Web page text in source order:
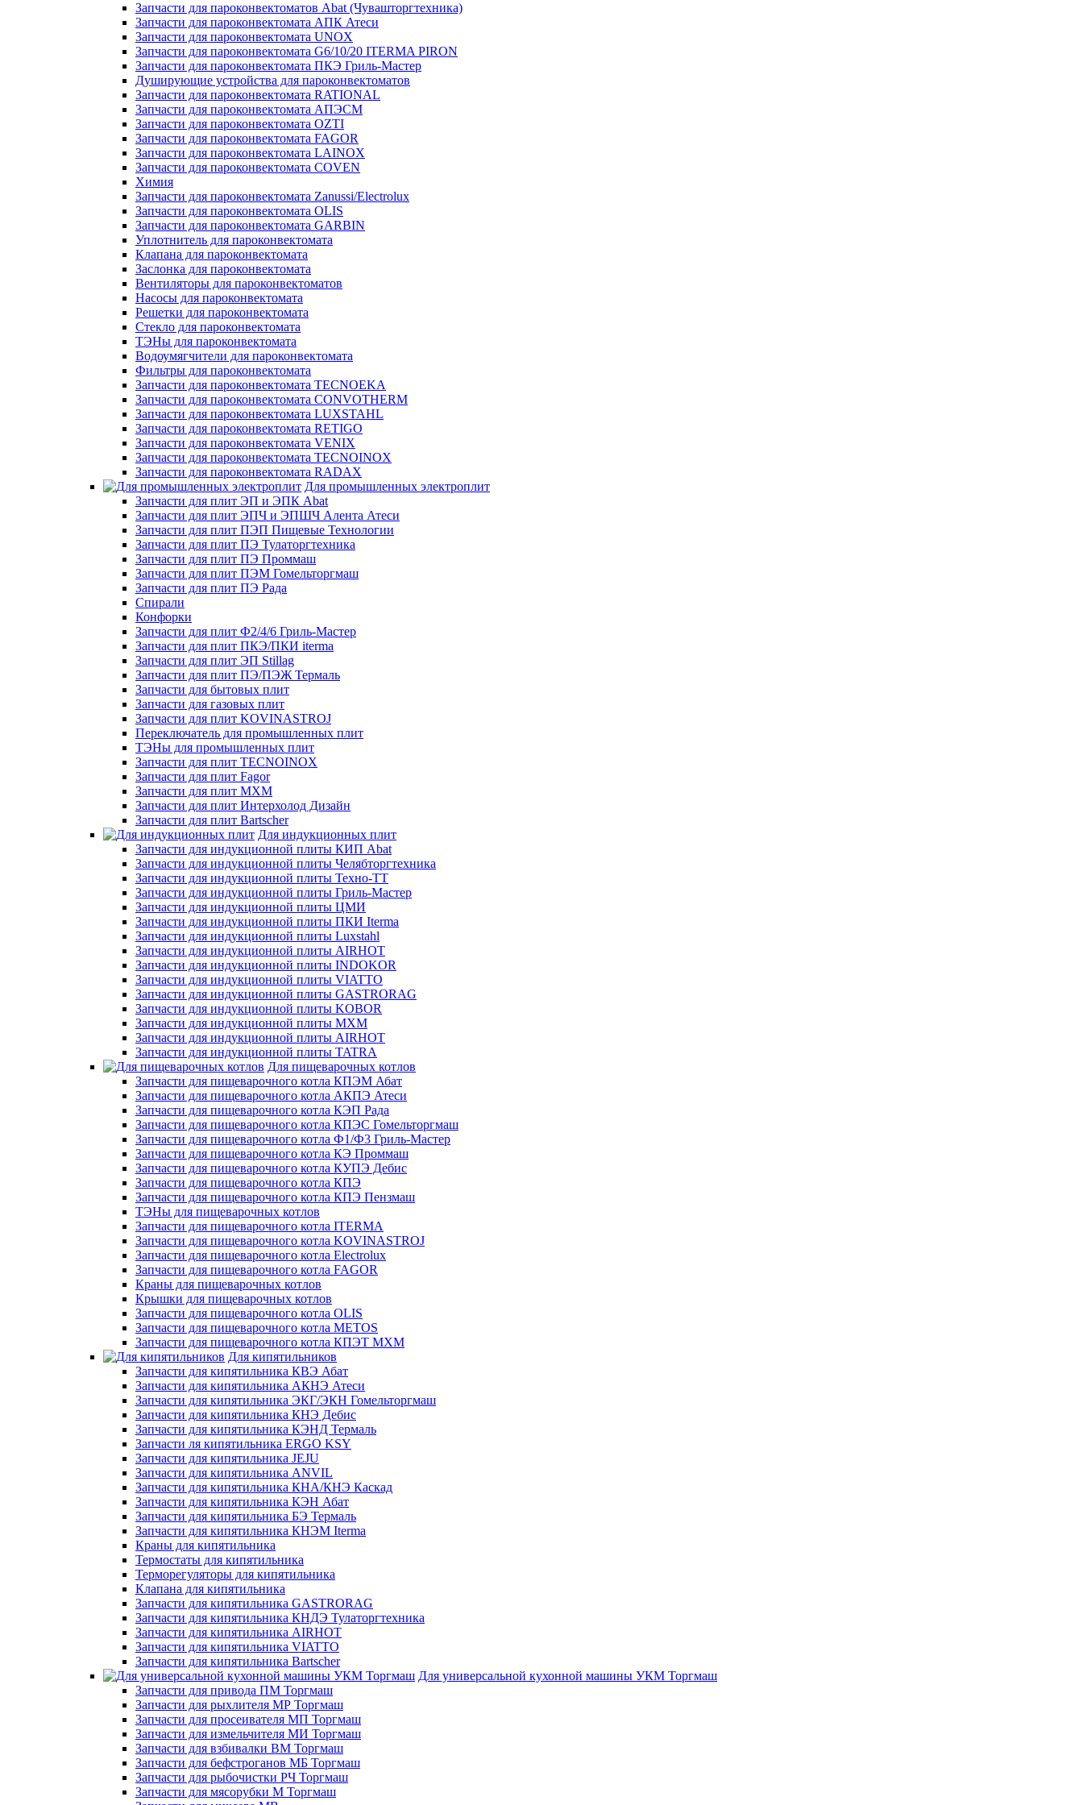
Запчасти для пароконвектоматов Abat (Чувашторгтехника)
Запчасти для пароконвектомата АПК Атеси
Запчасти для пароконвектомата UNOX
Запчасти для пароконвектомата G6/10/20 ITERMA PIRON
Запчасти для пароконвектомата ПКЭ Гриль-Мастер
Душирующие устройства для пароконвектоматов
Запчасти для пароконвектомата RATIONAL
Запчасти для пароконвектомата АПЭСМ
Запчасти для пароконвектомата OZTI
Запчасти для пароконвектомата FAGOR
Запчасти для пароконвектомата LAINOX
Запчасти для пароконвектомата COVEN
Химия
Запчасти для пароконвектомата Zanussi/Electrolux
Запчасти для пароконвектомата OLIS
Запчасти для пароконвектомата GARBIN
Уплотнитель для пароконвектомата
Клапана для пароконвектомата
Заслонка для пароконвектомата
Вентиляторы для пароконвектоматов
Насосы для пароконвектомата
Решетки для пароконвектомата
Стекло для пароконвектомата
ТЭНы для пароконвектомата
Водоумягчители для пароконвектомата
Фильтры для пароконвектомата
Запчасти для пароконвектомата TECNOEKA
Запчасти для пароконвектомата CONVOTHERM
Запчасти для пароконвектомата LUXSTAHL
Запчасти для пароконвектомата RETIGO
Запчасти для пароконвектомата VENIX
Запчасти для пароконвектомата TECNOINOX
Запчасти для пароконвектомата RADAX
Для промышленных электроплит
Запчасти для плит ЭП и ЭПК Abat
Запчасти для плит ЭПЧ и ЭПШЧ Алента Атеси
Запчасти для плит ПЭП Пищевые Технологии
Запчасти для плит ПЭ Тулаторгтехника
Запчасти для плит ПЭ Проммаш
Запчасти для плит ПЭМ Гомельторгмаш
Запчасти для плит ПЭ Рада
Спирали
Конфорки
Запчасти для плит Ф2/4/6 Гриль-Мастер
Запчасти для плит ПКЭ/ПКИ iterma
Запчасти для плит ЭП Stillag
Запчасти для плит ПЭ/ПЭЖ Термаль
Запчасти для бытовых плит
Запчасти для газовых плит
Запчасти для плит KOVINASTROJ
Переключатель для промышленных плит
ТЭНы для промышленных плит
Запчасти для плит TECNOINOX
Запчасти для плит Fagor
Запчасти для плит МХМ
Запчасти для плит Интерхолод Дизайн
Запчасти для плит Bartscher
Для индукционных плит
Запчасти для индукционной плиты КИП Abat
Запчасти для индукционной плиты Челябторгтехника
Запчасти для индукционной плиты Техно-ТТ
Запчасти для индукционной плиты Гриль-Мастер
Запчасти для индукционной плиты ЦМИ
Запчасти для индукционной плиты ПКИ Iterma
Запчасти для индукционной плиты Luxstahl
Запчасти для индукционной плиты AIRHOT
Запчасти для индукционной плиты INDOKOR
Запчасти для индукционной плиты VIATTO
Запчасти для индукционной плиты GASTRORAG
Запчасти для индукционной плиты KOBOR
Запчасти для индукционной плиты МХМ
Запчасти для индукционной плиты AIRHOT
Запчасти для индукционной плиты TATRA
Для пищеварочных котлов
Запчасти для пищеварочного котла КПЭМ Абат
Запчасти для пищеварочного котла АКПЭ Атеси
Запчасти для пищеварочного котла КЭП Рада
Запчасти для пищеварочного котла КПЭС Гомельторгмаш
Запчасти для пищеварочного котла Ф1/Ф3 Гриль-Мастер
Запчасти для пищеварочного котла КЭ Проммаш
Запчасти для пищеварочного котла КУПЭ Дебис
Запчасти для пищеварочного котла КПЭ
Запчасти для пищеварочного котла КПЭ Пензмаш
ТЭНы для пищеварочных котлов
Запчасти для пищеварочного котла ITERMA
Запчасти для пищеварочного котла KOVINASTROJ
Запчасти для пищеварочного котла Electrolux
Запчасти для пищеварочного котла FAGOR
Краны для пищеварочных котлов
Крышки для пищеварочных котлов
Запчасти для пищеварочного котла OLIS
Запчасти для пищеварочного котла METOS
Запчасти для пищеварочного котла КПЭТ МХМ
Для кипятильников
Запчасти для кипятильника КВЭ Абат
Запчасти для кипятильника АКНЭ Атеси
Запчасти для кипятильника ЭКГ/ЭКН Гомельторгмаш
Запчасти для кипятильника КНЭ Дебис
Запчасти для кипятильника КЭНД Термаль
Запчасти ля кипятильника ERGO KSY
Запчасти для кипятильника JEJU
Запчасти для кипятильника ANVIL
Запчасти для кипятильника КНА/КНЭ Каскад
Запчасти для кипятильника КЭН Абат
Запчасти для кипятильника БЭ Термаль
Запчасти для кипятильника КНЭМ Iterma
Краны для кипятильника
Термостаты для кипятильника
Терморегуляторы для кипятильника
Клапана для кипятильника
Запчасти для кипятильника GASTRORAG
Запчасти для кипятильника КНДЭ Тулаторгтехника
Запчасти для кипятильника AIRHOT
Запчасти для кипятильника VIATTO
Запчасти для кипятильника Bartscher
Для универсальной кухонной машины УКМ Торгмаш
Запчасти для привода ПМ Торгмаш
Запчасти для рыхлителя МР Торгмаш
Запчасти для просеивателя МП Торгмаш
Запчасти для измельчителя МИ Торгмаш
Запчасти для взбивалки ВМ Торгмаш
Запчасти для бефстроганов МБ Торгмаш
Запчасти для рыбочистки РЧ Торгмаш
Запчасти для мясорубки М Торгмаш